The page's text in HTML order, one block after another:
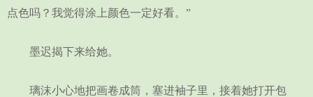
点色吗？我觉得涂上颜色一定好看。”
墨迟揭下来给她。
璃沫小心地把画卷成筒，塞进袖子里，接着她打开包